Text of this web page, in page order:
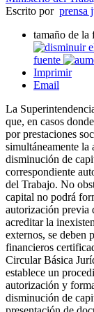
Escrito por prensa
tamaño de la
fuente
Imprimir
Email
La
que, en casos
por prestaciones
simultáneamente la
disminución de
correspondiente
del Trabajo. No
capital no podrá
autorización previa
acreditar la
externos, se deben
financieros
Circular Básica
establece un
autorización y
disminución de